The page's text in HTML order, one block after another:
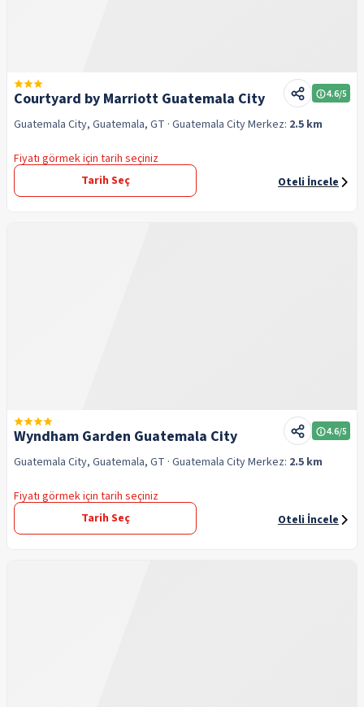
Courtyard by Marriott Guatemala City 4.6/5
Guatemala City, Guatemala, GT · Guatemala CityMerkez: 2.5 km
Fiyatı görmek için tarih seçiniz
Tarih Seç
Oteli İncele
Wyndham Garden Guatemala City 4.6/5
Guatemala City, Guatemala, GT · Guatemala CityMerkez: 2.5 km
Fiyatı görmek için tarih seçiniz
Tarih Seç
Oteli İncele